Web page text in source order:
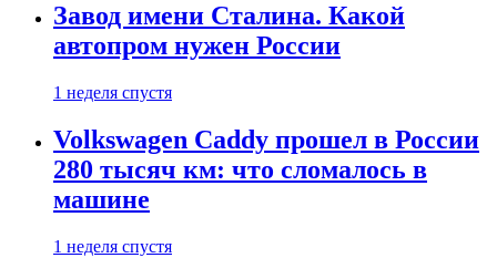
Завод имени Сталина. Какой
автопром нужен России
1 неделя спустя
Volkswagen Caddy прошел в России
280 тысяч км: что сломалось в
машине
1 неделя спустя